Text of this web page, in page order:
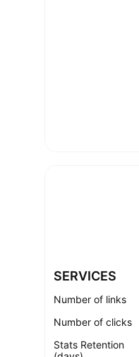
SERVICES
Number of links
Number of clicks
Stats Retention